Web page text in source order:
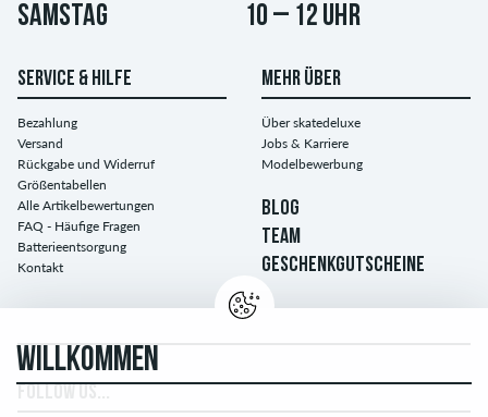
Samstag 10 – 12 Uhr
SERVICE & HILFE
Bezahlung
Versand
Rückgabe und Widerruf
Größentabellen
Alle Artikelbewertungen
FAQ - Häufige Fragen
Batterieentsorgung
Kontakt
MEHR ÜBER
Über skatedeluxe
Jobs & Karriere
Modelbewerbung
BLOG
TEAM
GESCHENKGUTSCHEINE
WILLKOMMEN